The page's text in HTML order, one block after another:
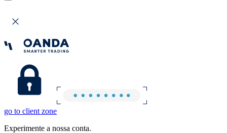
go to client zone
Experimente a nossa conta.